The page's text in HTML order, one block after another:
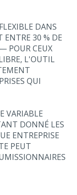
DANS
ENTRE 30 % DE
POUR CEUX
L'OUTIL
QUI
VARIABLE
DONNÉ LES
ENTREPRISE
PEUT